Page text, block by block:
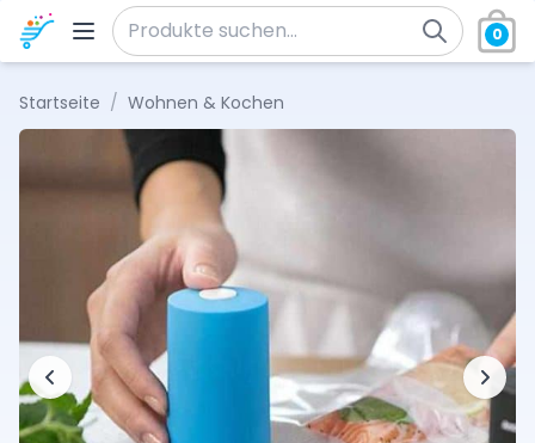
Zum Inhalt springen
Suche nach:
0
Startseite / Wohnen & Kochen